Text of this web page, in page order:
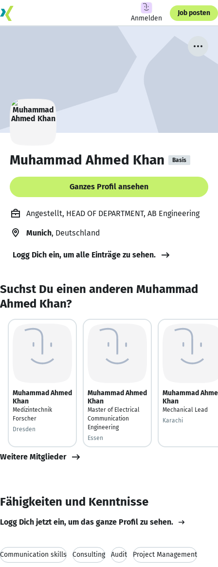
Anmelden
Job posten
Muhammad Ahmed Khan Basis
Ganzes Profil ansehen
Angestellt, HEAD OF DEPARTMENT, AB Engineering
Munich, Deutschland
Logg Dich ein, um alle Einträge zu sehen.
Suchst Du einen anderen Muhammad
Ahmed Khan?
Muhammad Ahmed
Khan
Medizintechnik
Forscher
Dresden
Muhammad Ahmed
Khan
Master of Electrical
Communication
Engineering
Essen
Muhammad
Khan
Mechanical Lead
Karachi
Weitere Mitglieder
Fähigkeiten und Kenntnisse
Logg Dich jetzt ein, um das ganze Profil zu sehen.
Communication skills Consulting Audit Project Management